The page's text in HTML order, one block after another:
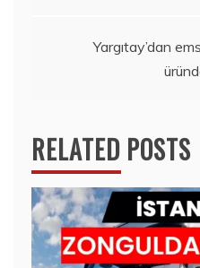
Yargıtay’dan
RELATED POSTS